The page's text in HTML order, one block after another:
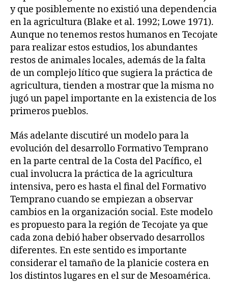
y que posiblemente no existió una dependencia
en la agricultura (Blake et al. 1992; Lowe 1971).
Aunque no tenemos restos humanos en Tecojate
para realizar estos estudios, los abundantes
restos de animales locales, además de la falta
de un complejo lítico que sugiera la práctica de
agricultura, tienden a mostrar que la misma no
jugó un papel importante en la existencia de los
primeros pueblos.
Más adelante discutiré un modelo para la
evolución del desarrollo Formativo Temprano
en la parte central de la Costa del Pacífico, el
cual involucra la práctica de la agricultura
intensiva, pero es hasta el final del Formativo
Temprano cuando se empiezan a observar
cambios en la organización social. Este modelo
es propuesto para la región de Tecojate ya que
cada zona debió haber observado desarrollos
diferentes. En este sentido es importante
considerar el tamaño de la planicie costera en
los distintos lugares en el sur de Mesoamérica.